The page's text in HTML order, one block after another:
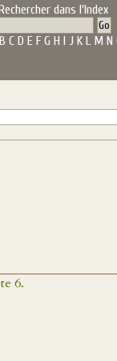
dans l'Index
B C D E F G H I J K L M N